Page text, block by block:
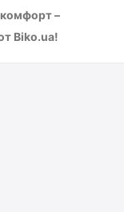
–
Biko.ua!